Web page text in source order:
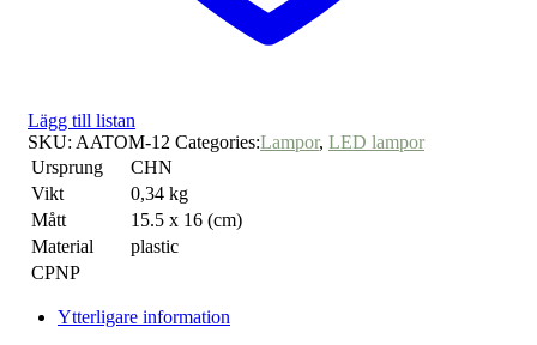
Lägg till listan
SKU: AATOM-12 Categories:Lampor, LED lampor
Ursprung
CHN
Vikt
0,34 kg
Mått
15.5 x 16 (cm)
Material
plastic
CPNP
Ytterligare information